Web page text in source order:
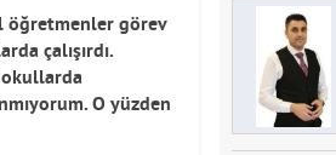
öğretmenler görev
çalışırdı.
O yüzden